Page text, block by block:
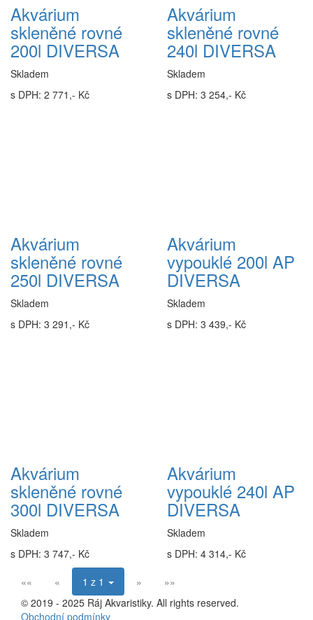
Akvárium
skleněné rovné
200l DIVERSA
Skladem
s DPH: 2 771,- Kč
Akvárium
skleněné rovné
240l DIVERSA
Skladem
s DPH: 3 254,- Kč
Akvárium
skleněné rovné
250l DIVERSA
Skladem
s DPH: 3 291,- Kč
Akvárium
vypouklé 200l AP
DIVERSA
Skladem
s DPH: 3 439,- Kč
Akvárium
skleněné rovné
300l DIVERSA
Skladem
s DPH: 3 747,- Kč
Akvárium
vypouklé 240l AP
DIVERSA
Skladem
s DPH: 4 314,- Kč
««
« 1 z 1 »
»»
© 2019 - 2025 Ráj Akvaristiky. All rights reserved.
Obchodní podmínky